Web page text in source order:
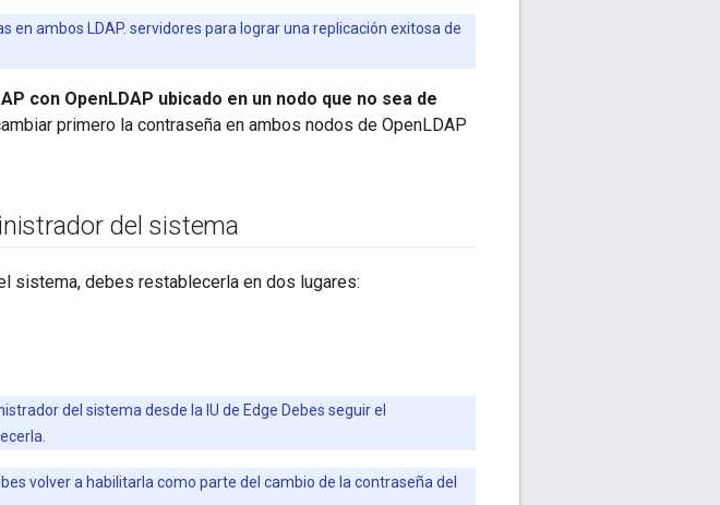
en ambos LDAP. servidores para lograr una replicación exitosa de
con OpenLDAP ubicado en un nodo que no sea de
primero la contraseña en ambos nodos de OpenLDAP
del sistema
sistema, debes restablecerla en dos lugares:
del sistema desde la IU de Edge Debes seguir el
volver a habilitarla como parte del cambio de la contraseña del